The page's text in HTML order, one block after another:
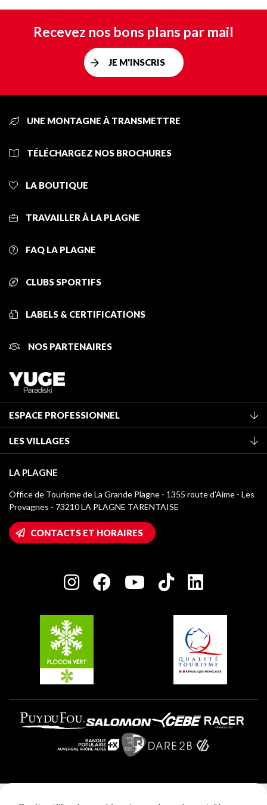
Recevez nos bons plans par mail
JE M'INSCRIS
UNE MONTAGNE À TRANSMETTRE
TÉLÉCHARGEZ NOS BROCHURES
LA BOUTIQUE
TRAVAILLER À LA PLAGNE
FAQ LA PLAGNE
CLUBS SPORTIFS
LABELS & CERTIFICATIONS
NOS PARTENAIRES
ESPACE PROFESSIONNEL
Classement des meublés
Taxe de séjour
Médiathèque
Logos La Plagne
Accès Wifi
Maison des Propriétaires
Charte des Acteurs Engagés
LES VILLAGES
Montchavin - Les Coches
Champagny-en-Vanoise
Plagne 1800
Plagne Villages
Plagne Aime 2000
LA PLAGNE
Office de Tourisme de La Grande Plagne - 1355 route d’Aime - Les
Provagnes - 73210 LA PLAGNE TARENTAISE
CONTACTS ET HORAIRES